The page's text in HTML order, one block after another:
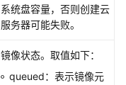
系统盘容量，否则创建云
服务器可能失败。
镜像状态。取值如下：
queued：表示镜像元